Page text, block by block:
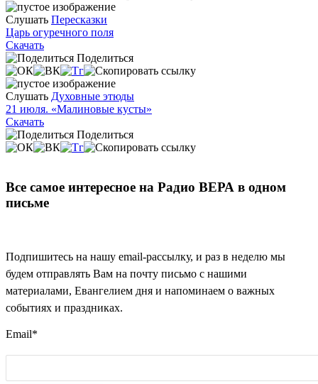
Слушать Пересказки
Царь огуречного поля
Скачать
Поделиться
Слушать Духовные этюды
21 июля. «Малиновые кусты»
Скачать
Поделиться
Все самое интересное на Радио ВЕРА в одном
письме
Подпишитесь на нашу email-рассылку, и раз в неделю мы
будем отправлять Вам на почту письмо с нашими
материалами, Евангелием дня и напоминаем о важных
событиях и праздниках.
Email*